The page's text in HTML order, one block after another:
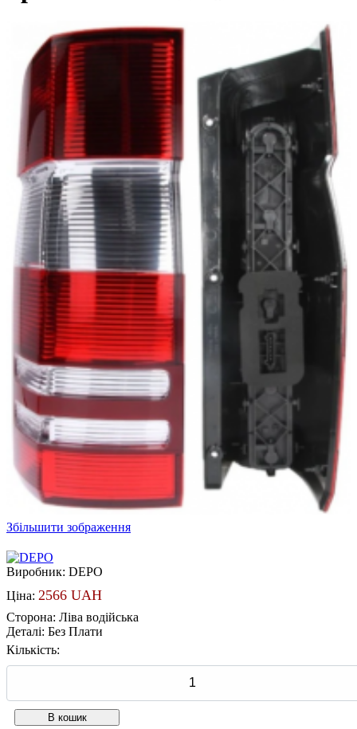
Збільшити зображення
Виробник: DEPO
Ціна: 2566 UAH
Сторона: Ліва водійська
Деталі: Без Плати
Кількість: